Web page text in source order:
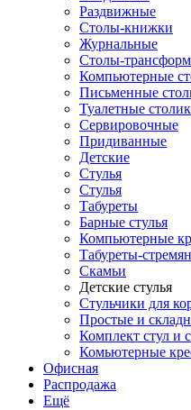
Раздвижные
Столы-книжки
Журнальные
Столы-
Компьютерные
Письменные
Туалетные
Сервировочные
Придиванные
Детские
Стулья
Стулья
Табуреты
Барные стулья
Компьютерные
Табуреты-
Скамьи
Детские стулья
Стульчики для
Простые и
Комплект стул и
Комьютерные
Офисная
Распродажа
Eщё